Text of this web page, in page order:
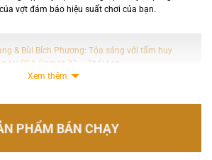
vợt đảm bảo hiệu suất chơi của bạn.
& Bùi Bích Phương: Tỏa sáng với tấm huy
tại SEA Games 33 – Thái Lan
Xem thêm
PHẨM BÁN CHẠY